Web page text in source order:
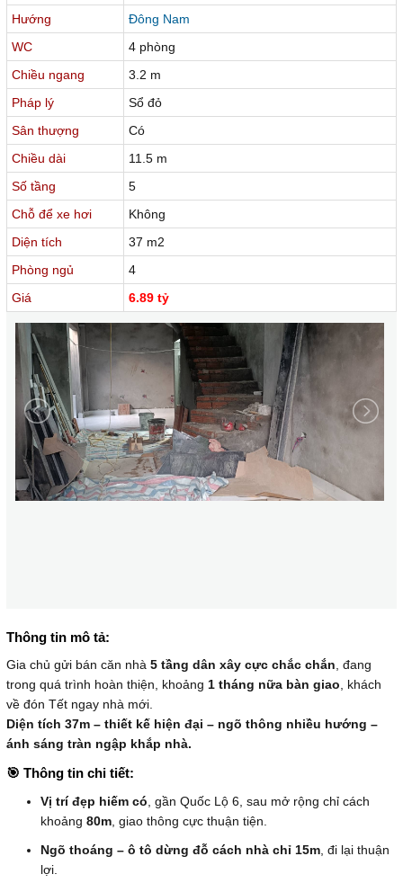
Hướng
Đông Nam
WC
4 phòng
Chiều ngang
3.2 m
Pháp lý
Sổ đỏ
Sân thượng
Có
Chiều dài
11.5 m
Số tầng
5
Chỗ để xe hơi
Không
Diện tích
37 m2
Phòng ngủ
4
Giá
6.89 tỷ
Thông tin mô tả:
Gia chủ gửi bán căn nhà 5 tầng dân xây cực chắc chắn , đang
trong quá trình hoàn thiện, khoảng 1 tháng nữa bàn giao , khách
về đón Tết ngay nhà mới.
Diện tích 37m – thiết kế hiện đại – ngõ thông nhiều hướng –
ánh sáng tràn ngập khắp nhà.
🎯 Thông tin chi tiết:
Vị trí đẹp hiếm có , gần Quốc Lộ 6, sau mở rộng chỉ cách
khoảng80m , giao thông cực thuận tiện.
Ngõ thoáng – ô tô dừng đỗ cách nhà chỉ 15m , đi lại thuận
lợi.